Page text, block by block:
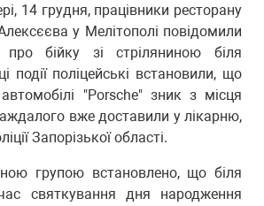
14 грудня, працівники ресторану
у Мелітополі повідомили
про бійку зі стріляниною біля
події поліцейські встановили, що
"Porsсhe" зник з місця
вже доставили у лікарню,
Запорізької області.
групою встановлено, що біля
святкування дня народження